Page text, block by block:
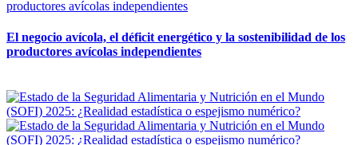
El negocio avícola, el déficit energético y la sostenibilidad de los
productores avícolas independientes